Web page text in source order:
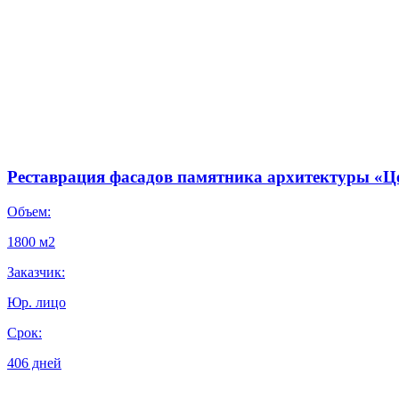
Реставрация фасадов памятника архитектуры
Объем:
1800 м2
Заказчик:
Юр. лицо
Срок:
406 дней